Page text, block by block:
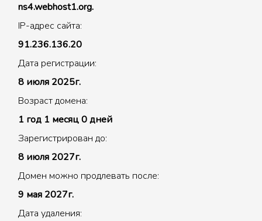
ns4.webhost1.org.
IP-адрес сайта:
91.236.136.20
Дата регистрации:
8 июля 2025г.
Возраст домена:
1 год 1 месяц 0 дней
Зарегистрирован до:
8 июля 2027г.
Домен можно продлевать после:
9 мая 2027г.
Дата удаления: